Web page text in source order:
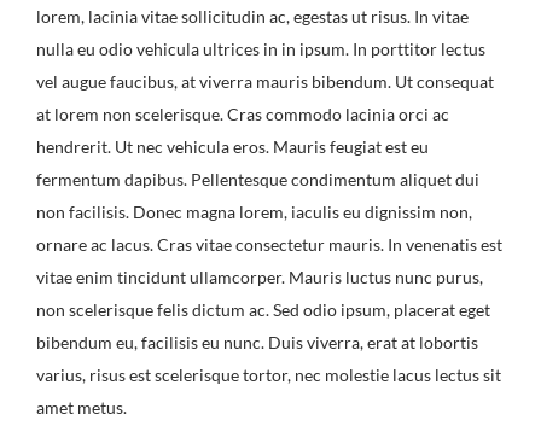
lorem, lacinia vitae sollicitudin ac, egestas ut risus. In vitae
nulla eu odio vehicula ultrices in in ipsum. In porttitor lectus
vel augue faucibus, at viverra mauris bibendum. Ut consequat
at lorem non scelerisque. Cras commodo lacinia orci ac
hendrerit. Ut nec vehicula eros. Mauris feugiat est eu
fermentum dapibus. Pellentesque condimentum aliquet dui
non facilisis. Donec magna lorem, iaculis eu dignissim non,
ornare ac lacus. Cras vitae consectetur mauris. In venenatis est
vitae enim tincidunt ullamcorper. Mauris luctus nunc purus,
non scelerisque felis dictum ac. Sed odio ipsum, placerat eget
bibendum eu, facilisis eu nunc. Duis viverra, erat at lobortis
varius, risus est scelerisque tortor, nec molestie lacus lectus sit
amet metus.